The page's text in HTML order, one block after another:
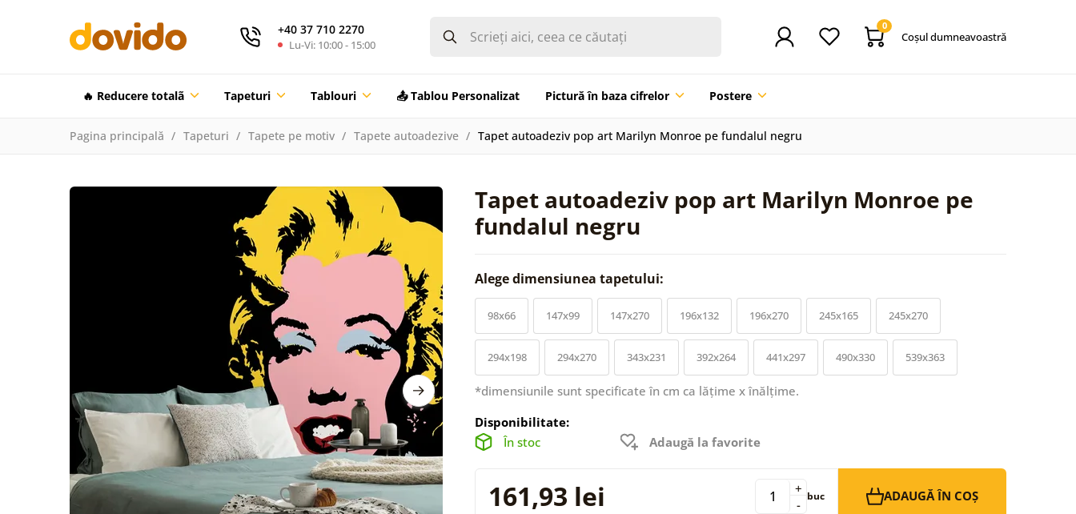
+40 37 710 2270
Lu-Vi: 10:00 - 15:00
0
Coşul dumneavoastră
🔥 Reducere totalã Tapeturi Tablouri 📤 Tablou Personalizat Pictură în baza cifrelor Postere
Pagina principală Tapeturi Tapete pe motiv Tapete autoadezive Tapet autoadeziv pop art Marilyn Monroe pe fundalul negru
Tapet autoadeziv pop art Marilyn Monroe pe
fundalul negru
Alege dimensiunea tapetului:
98x66 147x99 147x270 196x132 196x270 245x165 245x270
294x198 294x270 343x231 392x264 441x297 490x330 539x363
*dimensiunile sunt specificate în cm ca lățime x înălțime.
Disponibilitate:
În stoc
Adaugă la favorite
161,93 lei -
+ buc ADAUGĂ ÎN COȘ